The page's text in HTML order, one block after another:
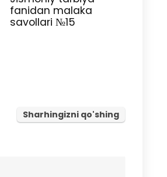
fanidan malaka
savollari №15
Sharhingizni qo'shing